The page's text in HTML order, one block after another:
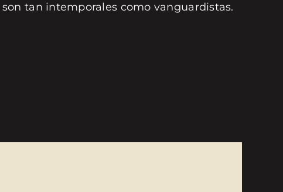
tan intemporales como vanguardistas.